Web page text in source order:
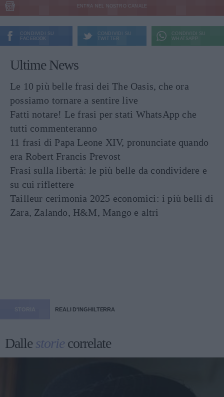
ENTRA NEL NOSTRO CANALE
CONDIVIDI SU
FACEBOOK
CONDIVIDI SU
TWITTER
CONDIVIDI SU
WHATSAPP
Ultime News
Le 10 più belle frasi dei The Oasis, che ora
possiamo tornare a sentire live
Fatti notare! Le frasi per stati WhatsApp che
tutti commenteranno
11 frasi di Papa Leone XIV, pronunciate quando
era Robert Francis Prevost
Frasi sulla libertà: le più belle da condividere e
su cui riflettere
Tailleur cerimonia 2025 economici: i più belli di
Zara, Zalando, H&M, Mango e altri
REALI D'INGHILTERRA
Dallestorie correlate